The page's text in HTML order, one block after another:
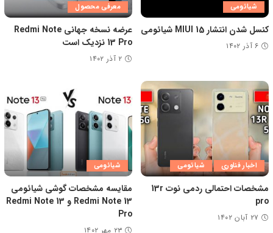
شیائومی
کنسل شدن انتشار MIUI 15 شیائومی
۶ آذر ۱۴۰۲
معرفی محصول
عرضه نسخه جهانی Redmi Note
13 Pro نزدیک است
۲ آذر ۱۴۰۲
اخبار فناوری شیائومی
مشخصات احتمالی ردمی نوت 13r
pro
۲۷ آبان ۱۴۰۲
شیائومی
مقایسه مشخصات گوشی شیائومی
Redmi Note 13 و Redmi Note 13
Pro
۲۳ مهر ۱۴۰۲